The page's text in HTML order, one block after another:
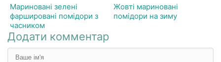
Мариновані зелені
фаршировані помідори з
часником
Жовті мариновані
помідори на зиму
Додати комментар